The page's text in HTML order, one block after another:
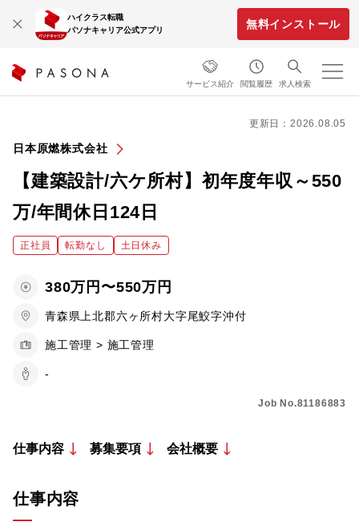
ハイクラス転職
パソナキャリア公式アプリ
無料インストール
サービス紹介 閲覧履歴 求人検索
更新日：2026.08.05
日本原燃株式会社
【建築設計/六ケ所村】初年度年収～550
万/年間休日124日
正社員 転勤なし 土日休み
380万円〜550万円
青森県上北郡六ヶ所村大字尾鮫字沖付
施工管理 > 施工管理
-
Job No.81186883
仕事内容 募集要項 会社概要
仕事内容